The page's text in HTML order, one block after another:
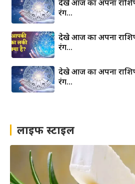
देखे आज का अपना
रंग…
देखे आज का अपना
रंग…
देखे आज का अपना
रंग…
लाइफ स्टाइल